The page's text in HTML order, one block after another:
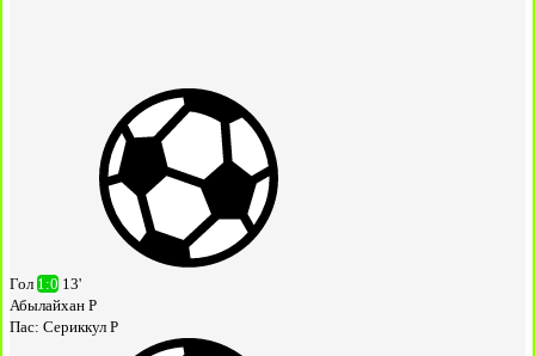
Гол 1:0 13'
Абылайхан Р
Пас: Сериккул Р